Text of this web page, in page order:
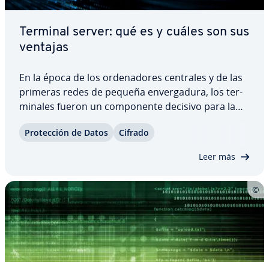
Terminal server: qué es y cuáles son sus
ventajas
En la época de los or­de­na­do­res centrales y de las
primeras redes de pequeña en­ve­r­ga­du­ra, los te­r­
mi­na­les fueron un co­m­po­ne­n­te decisivo para la
software. El hecho de que los terminal servers, las
Pro­te­c­ción de Datos Cifrado
Leer más